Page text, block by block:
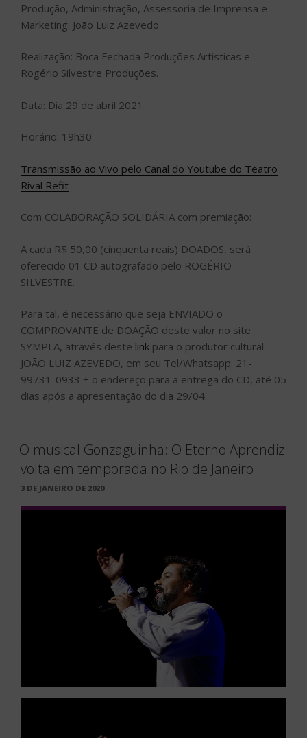
Produção, Administração, Assessoria de Imprensa e
Marketing: João Luiz Azevedo
Realização: Boca Fechada Produções Artísticas e
Rogério Silvestre Produções.
Data: Dia 29 de abril 2021
Horário: 19h30
Transmissão ao Vivo pelo Canal do Youtube do Teatro
Rival Refit
Com COLABORAÇÃO SOLIDÁRIA com premiação:
A cada R$ 50,00 (cinquenta reais) DOADOS, será
oferecido 01 CD autografado pelo ROGÉRIO
SILVESTRE.
Para tal, é necessário que seja ENVIADO o
COMPROVANTE de DOAÇÃO deste valor no site
SYMPLA, através deste link para o produtor cultural
JOÃO LUIZ AZEVEDO, em seu Tel/Whatsapp: 21-
99731-0933 + o endereço para a entrega do CD, até 05
dias após a apresentação do dia 29/04.
O musical Gonzaguinha: O Eterno Aprendiz
volta em temporada no Rio de Janeiro
PUBLICADO
3 DE JANEIRO DE 2020